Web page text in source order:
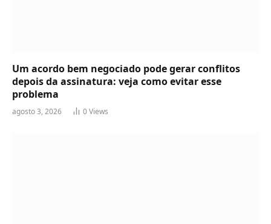
Um acordo bem negociado pode gerar conflitos
depois da assinatura: veja como evitar esse
problema
agosto 3, 2026 0Views